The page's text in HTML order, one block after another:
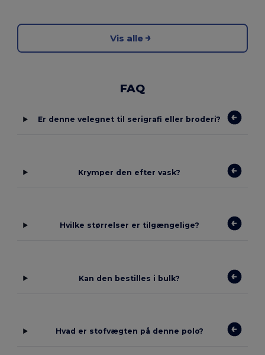
Vis alle
FAQ
Er denne velegnet til serigrafi eller broderi?
Krymper den efter vask?
Hvilke størrelser er tilgængelige?
Kan den bestilles i bulk?
Hvad er stofvægten på denne polo?